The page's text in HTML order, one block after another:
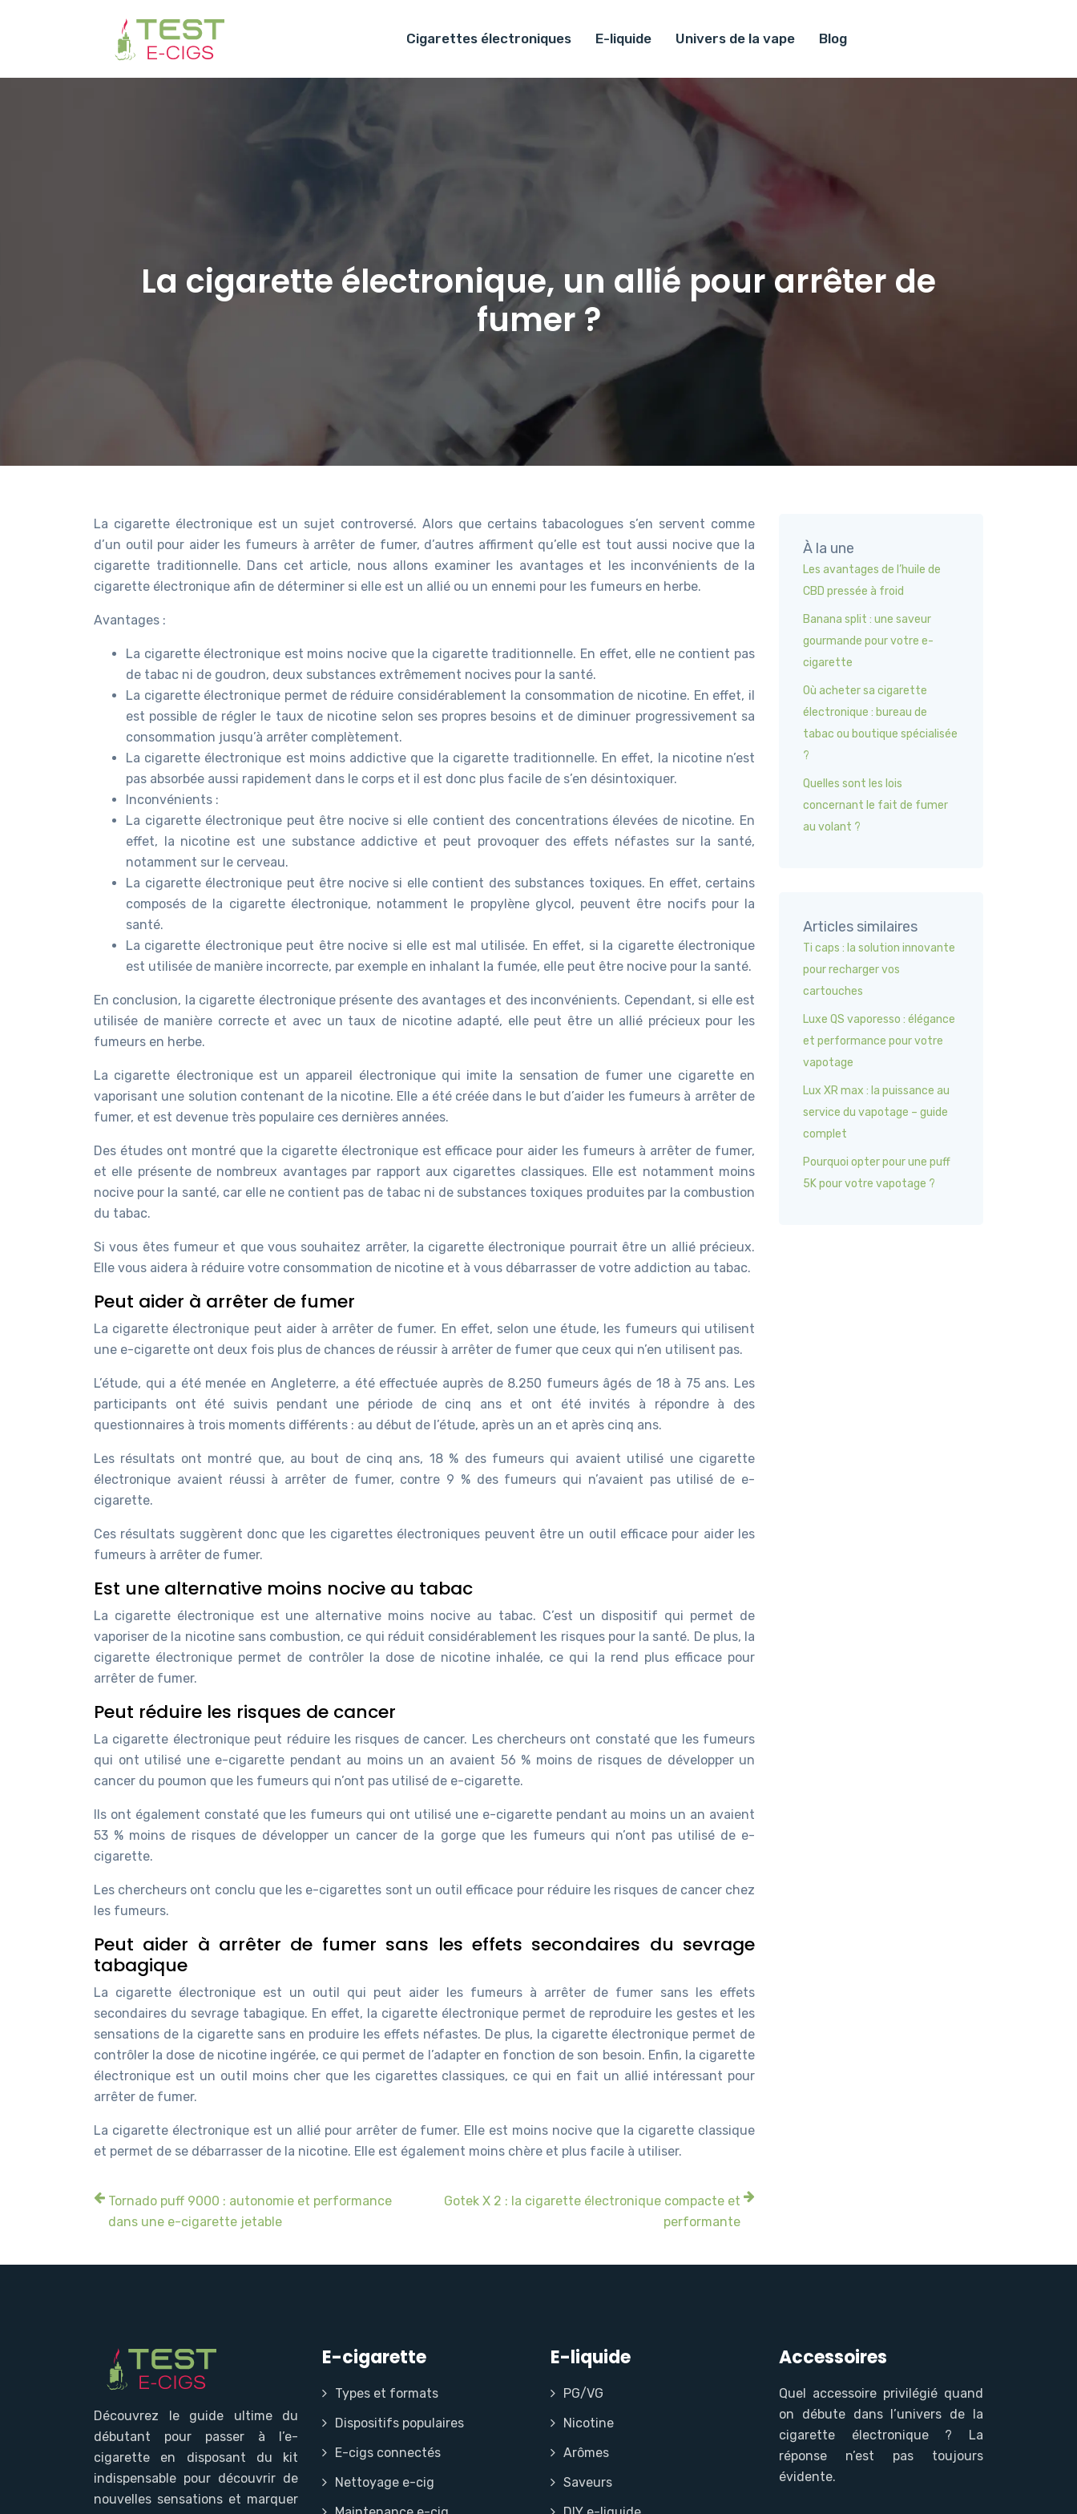
Cigarettes électroniques E-liquide Univers de la vape Blog
La cigarette électronique, un allié pour arrêter de
fumer ?
La cigarette électronique est un sujet controversé. Alors que certains tabacologues s’en servent comme
d’un outil pour aider les fumeurs à arrêter de fumer, d’autres affirment qu’elle est tout aussi nocive que la
cigarette traditionnelle. Dans cet article, nous allons examiner les avantages et les inconvénients de la
cigarette électronique afin de déterminer si elle est un allié ou un ennemi pour les fumeurs en herbe.
Avantages :
La cigarette électronique est moins nocive que la cigarette traditionnelle. En effet, elle ne contient pas
de tabac ni de goudron, deux substances extrêmement nocives pour la santé.
La cigarette électronique permet de réduire considérablement la consommation de nicotine. En effet, il
est possible de régler le taux de nicotine selon ses propres besoins et de diminuer progressivement sa
consommation jusqu’à arrêter complètement.
La cigarette électronique est moins addictive que la cigarette traditionnelle. En effet, la nicotine n’est
pas absorbée aussi rapidement dans le corps et il est donc plus facile de s’en désintoxiquer.
Inconvénients :
La cigarette électronique peut être nocive si elle contient des concentrations élevées de nicotine. En
effet, la nicotine est une substance addictive et peut provoquer des effets néfastes sur la santé,
notamment sur le cerveau.
La cigarette électronique peut être nocive si elle contient des substances toxiques. En effet, certains
composés de la cigarette électronique, notamment le propylène glycol, peuvent être nocifs pour la
santé.
La cigarette électronique peut être nocive si elle est mal utilisée. En effet, si la cigarette électronique
est utilisée de manière incorrecte, par exemple en inhalant la fumée, elle peut être nocive pour la santé.
En conclusion, la cigarette électronique présente des avantages et des inconvénients. Cependant, si elle est
utilisée de manière correcte et avec un taux de nicotine adapté, elle peut être un allié précieux pour les
fumeurs en herbe.
La cigarette électronique est un appareil électronique qui imite la sensation de fumer une cigarette en
vaporisant une solution contenant de la nicotine. Elle a été créée dans le but d’aider les fumeurs à arrêter de
fumer, et est devenue très populaire ces dernières années.
Des études ont montré que la cigarette électronique est efficace pour aider les fumeurs à arrêter de fumer,
et elle présente de nombreux avantages par rapport aux cigarettes classiques. Elle est notamment moins
nocive pour la santé, car elle ne contient pas de tabac ni de substances toxiques produites par la combustion
du tabac.
Si vous êtes fumeur et que vous souhaitez arrêter, la cigarette électronique pourrait être un allié précieux.
Elle vous aidera à réduire votre consommation de nicotine et à vous débarrasser de votre addiction au tabac.
Peut aider à arrêter de fumer
La cigarette électronique peut aider à arrêter de fumer. En effet, selon une étude, les fumeurs qui utilisent
une e-cigarette ont deux fois plus de chances de réussir à arrêter de fumer que ceux qui n’en utilisent pas.
L’étude, qui a été menée en Angleterre, a été effectuée auprès de 8.250 fumeurs âgés de 18 à 75 ans. Les
participants ont été suivis pendant une période de cinq ans et ont été invités à répondre à des
questionnaires à trois moments différents : au début de l’étude, après un an et après cinq ans.
Les résultats ont montré que, au bout de cinq ans, 18 % des fumeurs qui avaient utilisé une cigarette
électronique avaient réussi à arrêter de fumer, contre 9 % des fumeurs qui n’avaient pas utilisé de e-
cigarette.
Ces résultats suggèrent donc que les cigarettes électroniques peuvent être un outil efficace pour aider les
fumeurs à arrêter de fumer.
Est une alternative moins nocive au tabac
La cigarette électronique est une alternative moins nocive au tabac. C’est un dispositif qui permet de
vaporiser de la nicotine sans combustion, ce qui réduit considérablement les risques pour la santé. De plus, la
cigarette électronique permet de contrôler la dose de nicotine inhalée, ce qui la rend plus efficace pour
arrêter de fumer.
Peut réduire les risques de cancer
La cigarette électronique peut réduire les risques de cancer. Les chercheurs ont constaté que les fumeurs
qui ont utilisé une e-cigarette pendant au moins un an avaient 56 % moins de risques de développer un
cancer du poumon que les fumeurs qui n’ont pas utilisé de e-cigarette.
Ils ont également constaté que les fumeurs qui ont utilisé une e-cigarette pendant au moins un an avaient
53 % moins de risques de développer un cancer de la gorge que les fumeurs qui n’ont pas utilisé de e-
cigarette.
Les chercheurs ont conclu que les e-cigarettes sont un outil efficace pour réduire les risques de cancer chez
les fumeurs.
Peut aider à arrêter de fumer sans les effets secondaires du sevrage
tabagique
La cigarette électronique est un outil qui peut aider les fumeurs à arrêter de fumer sans les effets
secondaires du sevrage tabagique. En effet, la cigarette électronique permet de reproduire les gestes et les
sensations de la cigarette sans en produire les effets néfastes. De plus, la cigarette électronique permet de
contrôler la dose de nicotine ingérée, ce qui permet de l’adapter en fonction de son besoin. Enfin, la cigarette
électronique est un outil moins cher que les cigarettes classiques, ce qui en fait un allié intéressant pour
arrêter de fumer.
La cigarette électronique est un allié pour arrêter de fumer. Elle est moins nocive que la cigarette classique
et permet de se débarrasser de la nicotine. Elle est également moins chère et plus facile à utiliser.
Tornado puff 9000 : autonomie et performance
dans une e-cigarette jetable
Gotek X 2 : la cigarette électronique compacte et
performante
À la une
Les avantages de l’huile de
CBD pressée à froid
Banana split : une saveur
gourmande pour votre e-
cigarette
Où acheter sa cigarette
électronique : bureau de
tabac ou boutique spécialisée
?
Quelles sont les lois
concernant le fait de fumer
au volant ?
Articles similaires
Ti caps : la solution innovante
pour recharger vos
cartouches
Luxe QS vaporesso : élégance
et performance pour votre
vapotage
Lux XR max : la puissance au
service du vapotage – guide
complet
Pourquoi opter pour une puff
5K pour votre vapotage ?
Découvrez le guide ultime du
débutant pour passer à l’e-
cigarette en disposant du kit
indispensable pour découvrir de
nouvelles sensations et marquer
E-cigarette
Types et formats
Dispositifs populaires
E-cigs connectés
Nettoyage e-cig
E-liquide
PG/VG
Nicotine
Arômes
Saveurs
Accessoires
Quel accessoire privilégié quand
on débute dans l’univers de la
cigarette électronique ? La
réponse n’est pas toujours
évidente.